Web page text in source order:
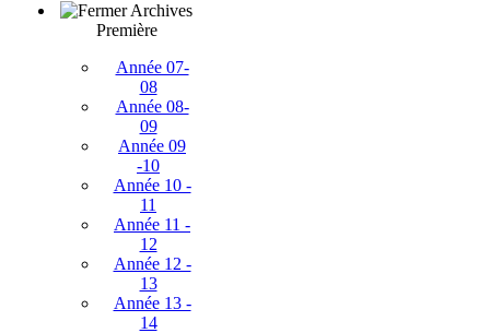
Archives
Première
Année 07-
08
Année 08-
09
Année 09
-10
Année 10 -
11
Année 11 -
12
Année 12 -
13
Année 13 -
14